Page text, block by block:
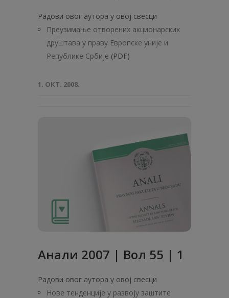
Радови овог аутора у овој свесци
Преузимање отворених акционарских
друштава у праву Европске уније и
Републике Србије (PDF)
1. ОКТ. 2008.
Анали 2007 | Вол 55 | 1
Радови овог аутора у овој свесци
Нове тенденције у развоју заштите